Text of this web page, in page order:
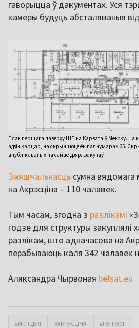
гаворыцца ў дакументах. Уся
камеры будуць абсталяваныя
План першага паверху ЦІП на Карвата ў Менску. На
адзін карцар, на скрыншоце ён пад нумарам 35.
апублікаваных на сайце дзяржзакупаў
Змяшчальнасць сумна вядомага
на Акрэсціна – 110 чалавек.
Тым часам, згодна з разлікамі
годзе для структуры закуплялі
разлікам, што адначасова на
перабываюць каля 342 чалавек
Аляксандра Чырвоная belsat.eu
#МІЛІЦЫЯ #АКРЭСЦІНА #РЭПРЭСІІ